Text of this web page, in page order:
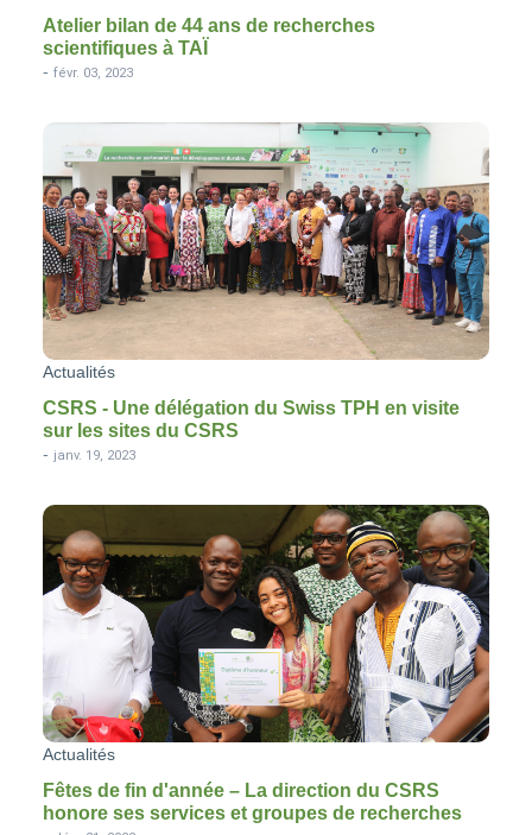
Atelier bilan de 44 ans de recherches
scientifiques à TAÏ
- févr. 03, 2023
Actualités
CSRS - Une délégation du Swiss TPH en visite
sur les sites du CSRS
- janv. 19, 2023
Actualités
Fêtes de fin d'année – La direction du CSRS
honore ses services et groupes de recherches